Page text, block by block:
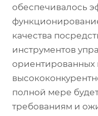
обеспечивалось
качества
инструментов
ориентированных
полной мере
требованиям и